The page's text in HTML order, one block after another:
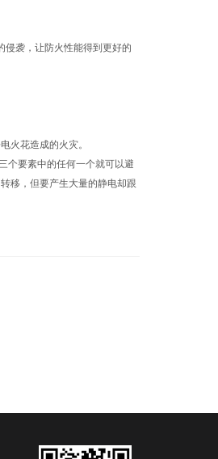
袭，让防火性能得到更好的
火花造成的火灾。
个要素中的任何一个就可以避
移，但要产生大量的静电却跟